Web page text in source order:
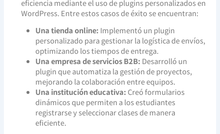
eficiencia mediante el uso de plugins personalizados en
WordPress. Entre estos casos de éxito se encuentran:
Una tienda online: Implementó un plugin
personalizado para gestionar la logística de envíos,
optimizando los tiempos de entrega.
Una empresa de servicios B2B: Desarrolló un
plugin que automatiza la gestión de proyectos,
mejorando la colaboración entre equipos.
Una institución educativa: Creó formularios
dinámicos que permiten a los estudiantes
registrarse y seleccionar clases de manera
eficiente.